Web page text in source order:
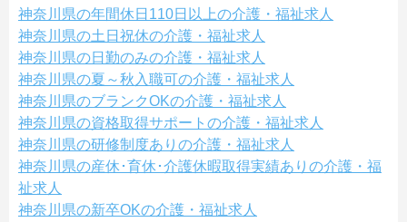
神奈川県の年間休日110日以上の介護・福祉求人
神奈川県の土日祝休の介護・福祉求人
神奈川県の日勤のみの介護・福祉求人
神奈川県の夏～秋入職可の介護・福祉求人
神奈川県のブランクOKの介護・福祉求人
神奈川県の資格取得サポートの介護・福祉求人
神奈川県の研修制度ありの介護・福祉求人
神奈川県の産休･育休･介護休暇取得実績ありの介護・福
祉求人
神奈川県の新卒OKの介護・福祉求人